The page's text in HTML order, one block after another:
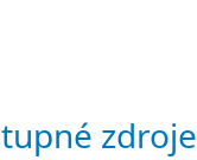
zdroje